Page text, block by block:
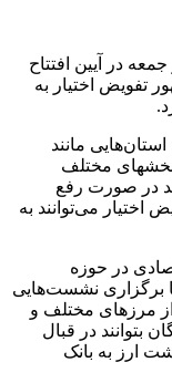
در آیین افتتاح
تفویض اختیار به
مانند
مختلف
در صورت رفع
اختیار می‌توانند به
در حوزه
برگزاری نشست‌هایی
از مرزهای مختلف و
بتوانند در قبال
ارز به بانک